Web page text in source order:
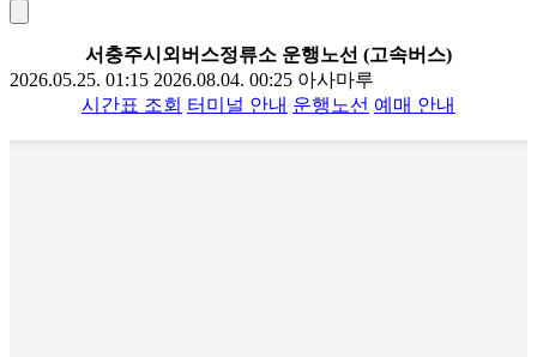
서충주시외버스정류소 운행노선 (고속버스)
2026.05.25. 01:15 2026.08.04. 00:25 아사마루
시간표 조회 터미널 안내 운행노선 예매 안내